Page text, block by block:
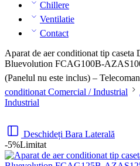
Chillere
Ventilatie
Contact
Aparat de aer conditionat tip
Bluevolution FCAG100B-
(Panelul nu este inclus) –
conditionat Comercial / Industrial
Industrial
Deschideți Bara Laterală
-5%Limitat